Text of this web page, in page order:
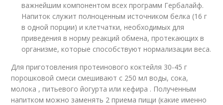
важнейшим компонентом всех программ Гербалайф.
Напиток служит полноценным источником белка (16 г
в одной порции) и клетчатки, необходимых для
приведения в норму реакций обмена, протекающих в
организме, которые способствуют нормализации веса.
Для приготовления протеинового коктейля 30-45 г
порошковой смеси смешивают с 250 мл воды, сока,
молока , питьевого йогурта или кефира . Полученным
напитком можно заменять 2 приема пищи (какие именно